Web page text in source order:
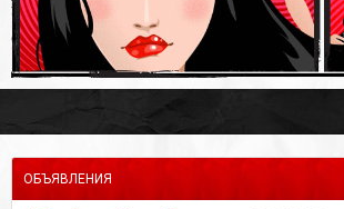
ОБЪЯВЛЕНИЯ